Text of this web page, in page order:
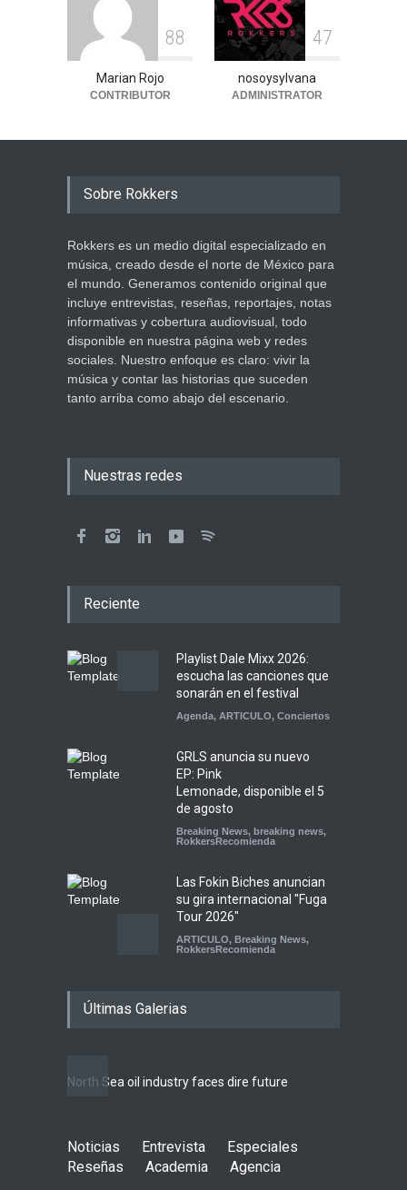
88
Marian Rojo
CONTRIBUTOR
47
nosoysylvana
ADMINISTRATOR
Sobre Rokkers
Rokkers es un medio digital especializado en
música, creado desde el norte de México para
el mundo. Generamos contenido original que
incluye entrevistas, reseñas, reportajes, notas
informativas y cobertura audiovisual, todo
disponible en nuestra página web y redes
sociales. Nuestro enfoque es claro: vivir la
música y contar las historias que suceden
tanto arriba como abajo del escenario.
Nuestras redes
Reciente
Playlist Dale Mixx 2026:
escucha las canciones que
sonarán en el festival
Agenda, ARTICULO, Conciertos
GRLS anuncia su nuevo
EP: Pink
Lemonade, disponible el 5
de agosto
Breaking News, breaking news,
RokkersRecomienda
Las Fokin Biches anuncian
su gira internacional "Fuga
Tour 2026"
ARTICULO, Breaking News,
RokkersRecomienda
nuevo de Psychedelic Porn
RokkersRecomienda,Sin
categoría
en el Auditorio BB de la
Ciudad de México
Últimas Galerias
North Sea oil industry faces dire future
Noticias Entrevista
Especiales
Reseñas
Academia Agencia